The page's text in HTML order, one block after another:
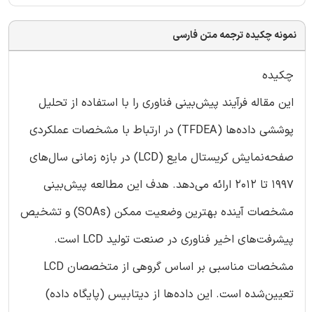
نمونه چکیده ترجمه متن فارسی
چکیده
این مقاله فرآیند پیش‌بینی فناوری را با استفاده از تحلیل
پوششی داده‌ها (TFDEA) در ارتباط با مشخصات عملکردی
صفحه‌نمایش کریستال مایع (LCD) در بازه زمانی سال‌های
1997 تا 2012 ارائه می‌دهد. هدف این مطالعه پیش‌بینی
مشخصات آینده بهترین وضعیت ممکن (SOAs) و تشخیص
پیشرفت‌های اخیر فناوری در صنعت تولید LCD است.
مشخصات مناسبی بر اساس گروهی از متخصصان LCD
تعیین‌شده است. این داده‌ها از دیتابیس (پایگاه داده)